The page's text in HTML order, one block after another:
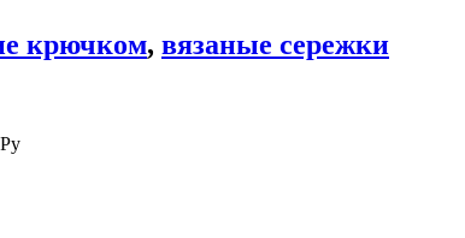
крючком, вязаные сережки